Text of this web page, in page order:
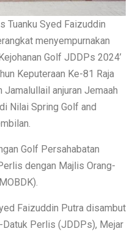
Tuanku Syed Faizuddin
menyempurnakan
Golf JDDPs 2024’
Keputeraan Ke-81 Raja
anjuran Jemaah
Nilai Spring Golf and
Golf Persahabatan
dengan Majlis Orang-
Faizuddin Putra disambut
Perlis (JDDPs), Mejar